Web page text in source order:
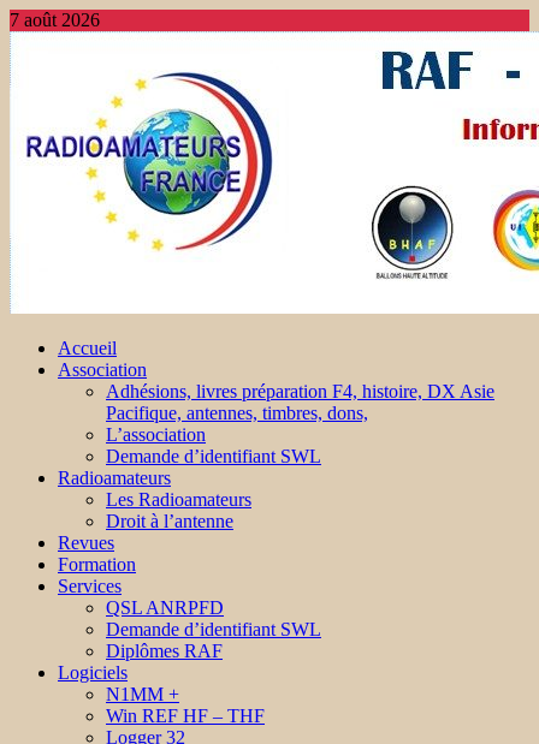
7 août 2026
Accueil
Association
Adhésions, livres préparation F4, histoire, DX Asie
Pacifique, antennes, timbres, dons,
L’association
Demande d’identifiant SWL
Radioamateurs
Les Radioamateurs
Droit à l’antenne
Revues
Formation
Services
QSL ANRPFD
Demande d’identifiant SWL
Diplômes RAF
Logiciels
N1MM +
Win REF HF – THF
Logger 32